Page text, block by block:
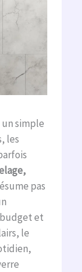
un simple
les
pas
et
le